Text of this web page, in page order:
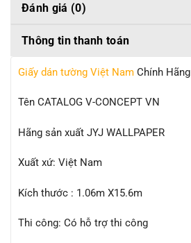
Đánh giá (0)
Thông tin thanh toán
Giấy dán tường Việt Nam Chính Hãng
Tên CATALOG V-CONCEPT VN
Hãng sản xuất JYJ WALLPAPER
Xuất xứ: Việt Nam
Kích thước : 1.06m X15.6m
Thi công: Có hỗ trợ thi công